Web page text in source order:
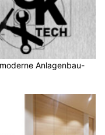
Anlagenbau-